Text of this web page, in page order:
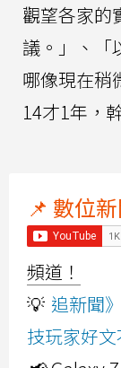
觀望各家的
議。」、「
哪像現在稍
14才1年，
📌 數位
頻道！
💡 追新聞
技玩家好文